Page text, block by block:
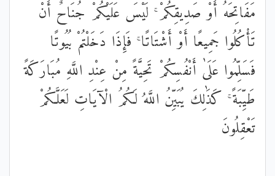
مَفَاتِحَهُ أَوْ صَدِيقِكُمْ ۚ لَيْسَ عَلَيْكُمْ جُنَاحٌ أَنْ
تَأْكُلُوا جَمِيعًا أَوْ أَشْتَاتًا ۚ فَإِذَا دَخَلْتُمْ بُيُوتًا
فَسَلِّمُوا عَلَىٰ أَنْفُسِكُمْ تَحِيَّةً مِنْ عِنْدِ اللَّهِ مُبَارَكَةً
طَيِّبَةً ۚ كَذَٰلِكَ يُبَيِّنُ اللَّهُ لَكُمُ الْآيَاتِ لَعَلَّكُمْ
تَعْقِلُونَ